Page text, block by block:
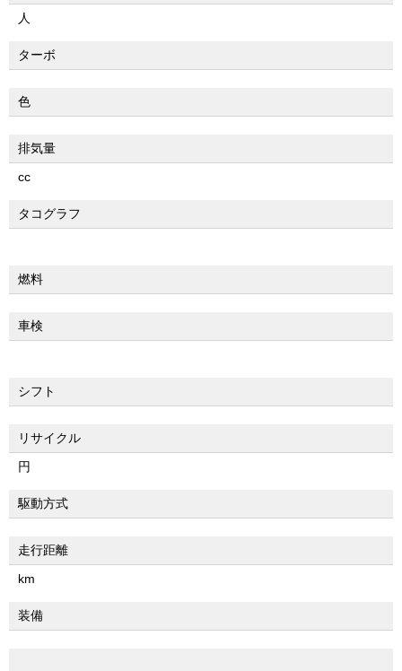
人
ターボ
色
排気量
cc
タコグラフ
燃料
車検
シフト
リサイクル
円
駆動方式
走行距離
km
装備